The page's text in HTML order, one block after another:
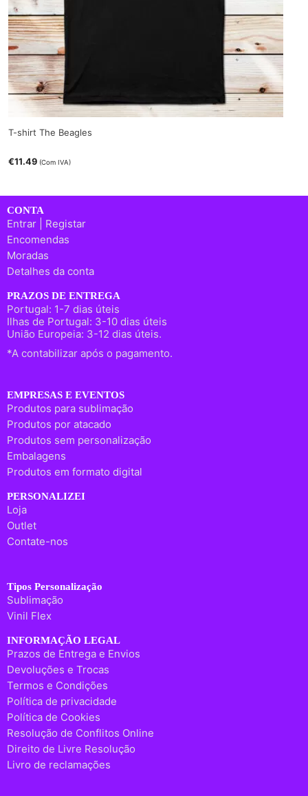
T-shirt The Beagles
€11.49 (Com IVA)
CONTA
Entrar | Registar
Encomendas
Moradas
Detalhes da conta
PRAZOS DE ENTREGA
Portugal: 1-7 dias úteis
Ilhas de Portugal: 3-10 dias úteis
União Europeia: 3-12 dias úteis.
*A contabilizar após o pagamento.
EMPRESAS E EVENTOS
Produtos para sublimação
Produtos por atacado
Produtos sem personalização
Embalagens
Produtos em formato digital
PERSONALIZEI
Loja
Outlet
Contate-nos
Tipos Personalização
Sublimação
Vinil Flex
INFORMAÇÃO LEGAL
Prazos de Entrega e Envios
Devoluções e Trocas
Termos e Condições
Política de privacidade
Política de Cookies
Resolução de Conflitos Online
Direito de Livre Resolução
Livro de reclamações